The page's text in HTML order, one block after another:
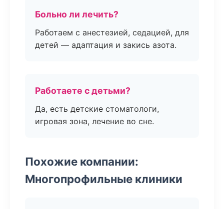
Больно ли лечить?
Работаем с анестезией, седацией, для
детей — адаптация и закись азота.
Работаете с детьми?
Да, есть детские стоматологи,
игровая зона, лечение во сне.
Похожие компании:
Многопрофильные клиники